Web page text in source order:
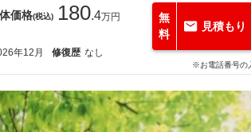
価格(税込) 180.4万円
年12月 修復歴 なし
無
料
見積もり
※お電話番号の